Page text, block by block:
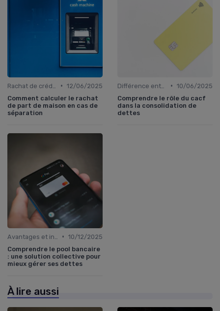
• 12/06/2025
Comment calculer le rachat
de part de maison en cas de
séparation
• 10/06/2025
Comprendre le rôle du cacf
dans la consolidation de
dettes
• 10/12/2025
Comprendre le pool bancaire
: une solution collective pour
mieux gérer ses dettes
À lire aussi